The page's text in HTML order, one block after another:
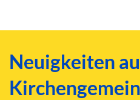
Neuigkeiten